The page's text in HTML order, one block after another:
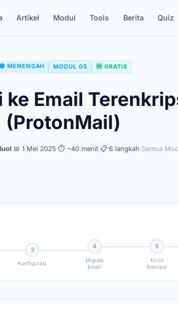
Artikel Modul Tools Berita Quiz
🟡 MENENGAH MODUL 05 🆓 GRATIS
ke Email
(ProtonMail)
· 📅 1 Mei 2025 ⏱ ~40 menit· 📋 6 langkah Semua
3
Konfigurasi
4
Migrasi
Email
5
Kirim
Enkripsi